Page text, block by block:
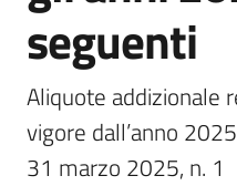
Progetti
seguenti
Aliquote addizionale
vigore dall’anno
31 marzo 2025, n. 1